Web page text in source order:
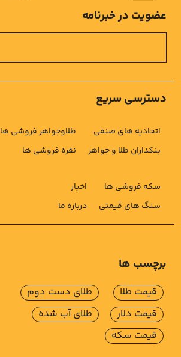
دسترسی سریع
اتحادیه های صنفی
بنکداران طلا و جواهر
طلاوجواهر فروشی ها
نقره فروشی ها
سکه فروشی ها
سنگ های قیمتی
اخبار
درباره ما
عضویت در خبرنامه
برچسب ها
قیمت طلا
قیمت دلار
قیمت سکه
طلای دست دوم
طلای آب شده